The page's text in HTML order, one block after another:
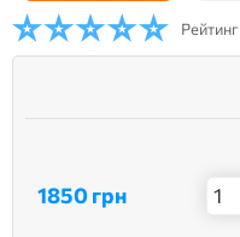
Рейтинг
1850 грн